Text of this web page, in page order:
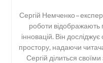
Сергій Немченко –
роботи
інновацій. Він
простору, надаючи
Сергій ділиться